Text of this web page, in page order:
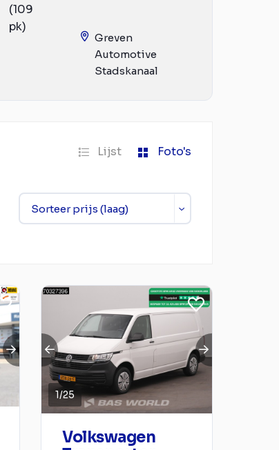
(109
pk)
Greven
Automotive
Stadskanaal
Lijst Foto's
1/25
Volkswagen